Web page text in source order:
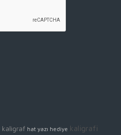
kaligraf hat yazı hediye kaligrafi